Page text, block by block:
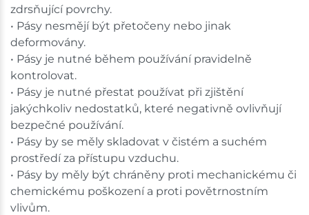
zdrsňující povrchy.
• Pásy nesmějí být přetočeny nebo jinak
deformovány.
• Pásy je nutné během používání pravidelně
kontrolovat.
• Pásy je nutné přestat používat při zjištění
jakýchkoliv nedostatků, které negativně ovlivňují
bezpečné používání.
• Pásy by se měly skladovat v čistém a suchém
prostředí za přístupu vzduchu.
• Pásy by měly být chráněny proti mechanickému či
chemickému poškození a proti povětrnostním
vlivům.